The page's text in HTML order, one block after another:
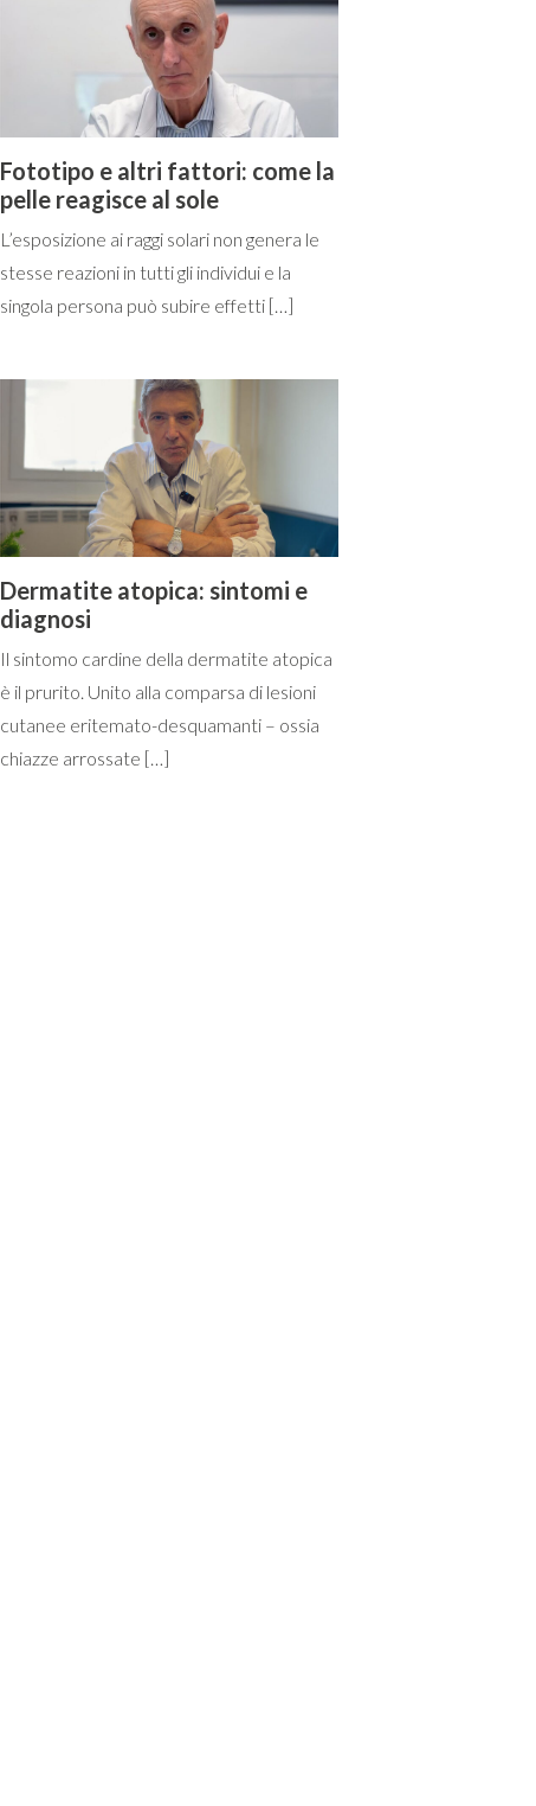
Fototipo e altri fattori: come la
pelle reagisce al sole
L’esposizione ai raggi solari non genera le
stesse reazioni in tutti gli individui e la
singola persona può subire effetti […]
Dermatite atopica: sintomi e
diagnosi
Il sintomo cardine della dermatite atopica
è il prurito. Unito alla comparsa di lesioni
cutanee eritemato-desquamanti – ossia
chiazze arrossate […]